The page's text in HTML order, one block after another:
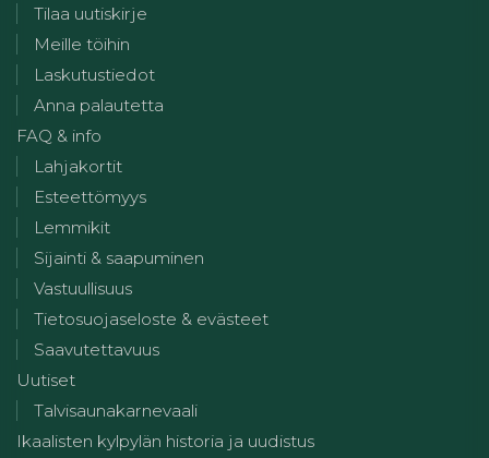
Tilaa uutiskirje
Meille töihin
Laskutustiedot
Anna palautetta
FAQ & info
Lahjakortit
Esteettömyys
Lemmikit
Sijainti & saapuminen
Vastuullisuus
Tietosuojaseloste & evästeet
Saavutettavuus
Uutiset
Talvisaunakarnevaali
Ikaalisten kylpylän historia ja uudistus